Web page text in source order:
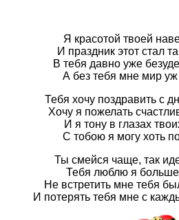
Я красотой твоей
И праздник этот стал
В тебя давно уже
А без тебя мне мир
Тебя хочу поздравить с
Хочу я пожелать
И я тону в глазах
С тобою я могу хоть
Ты смейся чаще, так
Тебя люблю я
Не встретить мне тебя
И потерять тебя мне с